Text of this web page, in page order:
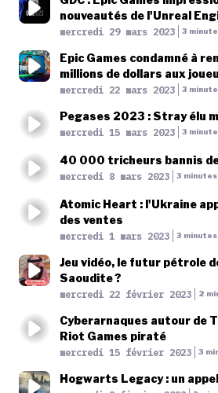
nouveautés de l'Unreal
Published At
mercredi 29 mars 2023 Time
3
Epic Games condamné à
millions de dollars aux
Published At
mercredi 22 mars 2023 Time
3
Pegases 2023 : Stray élu
Published At
mercredi 15 mars 2023 Time
3
40 000 tricheurs bannis de
Published At
mercredi 8 mars 2023 Time
3 minutes
Atomic Heart : l'Ukraine
des ventes
Published At
mercredi 1 mars 2023 Time
3 minutes
Jeu vidéo, le futur pétrole
Saoudite ?
Published At
mercredi 22 février 2023 Time
2
Cyberarnaques autour de
Riot Games piraté
Published At
mercredi 15 février 2023 Time
3
Hogwarts Legacy : un